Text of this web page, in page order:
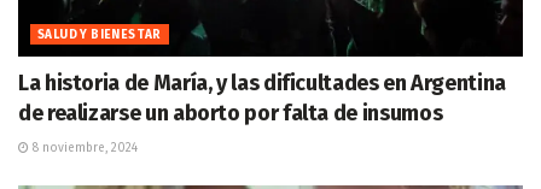
SALUD Y BIENESTAR
La historia de María, y las dificultades en Argentina
de realizarse un aborto por falta de insumos
8 noviembre, 2024